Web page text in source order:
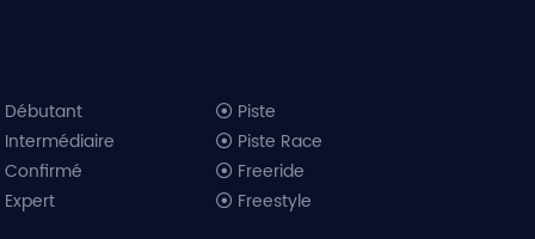
Débutant
Intermédiaire
Confirmé
Expert
Piste
Piste Race
Freeride
Freestyle